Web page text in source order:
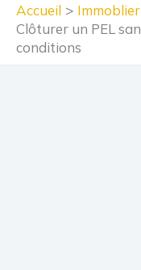
Accueil
Immoblier
Clôturer un PEL
conditions